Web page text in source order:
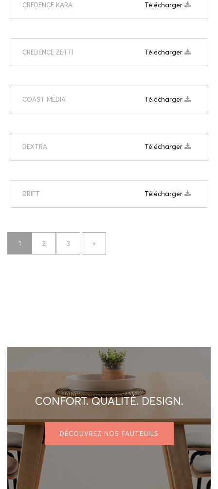
CREDENCE KARA Télécharger
CREDENCE ZETTI Télécharger
COAST MÉDIA Télécharger
DEXTRA Télécharger
DRIFT Télécharger
1 2 3 »
CONFORT. QUALITÉ. DESIGN.
DÉCOUVREZ NOS FAUTEUILS